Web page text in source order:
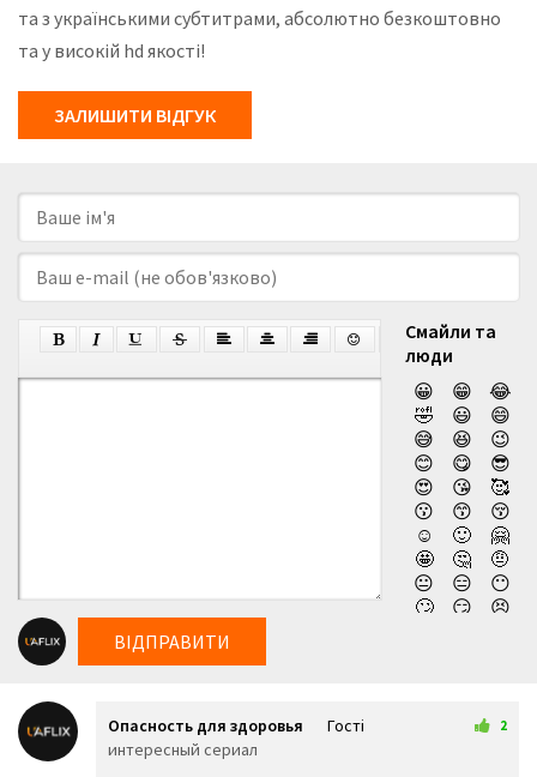
та з українськими субтитрами, абсолютно безкоштовно
та у високій hd якості!
ЗАЛИШИТИ ВІДГУК
Смайли та
люди
😀
😁
😂
🤣
😃
😄
😅
😆
😉
😊
😋
😎
😍
😘
🥰
😗
😙
😚
☺️
🙂
🤗
🤩
🤔
🤨
😐
😑
😶
🙄
😏
😣
😔
ВІДПРАВИТИ
Опасность для здоровья
Гості
21 трав 2026 23:42
2
интересный сериал